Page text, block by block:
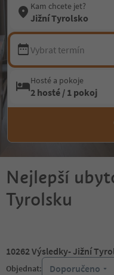
Kam chcete jet?
Jižní Tyrolsko
Vybrat termín
Hosté a pokoje
2 hosté / 1 pokoj
Nejlepší
Tyrolsku
10262Výsledky- Jižní
Objednat: Doporučeno